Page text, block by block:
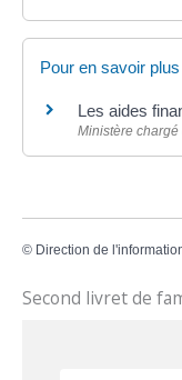
Pour en savoir plus
Les aides
Ministère
© Direction de
Second livret de